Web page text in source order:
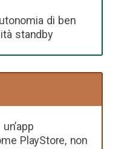
di ben
standby
PlayStore, non